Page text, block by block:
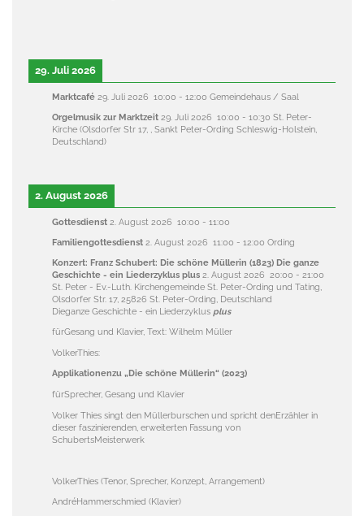
29. Juli 2026
Marktcafé 29. Juli 2026 10:00 - 12:00 Gemeindehaus / Saal
Orgelmusik zur Marktzeit 29. Juli 2026 10:00 - 10:30 St. Peter-
Kirche (Olsdorfer Str 17, , Sankt Peter-Ording Schleswig-Holstein,
Deutschland)
2. August 2026
Gottesdienst 2. August 2026 10:00 - 11:00
Familiengottesdienst 2. August 2026 11:00 - 12:00 Ording
Konzert: Franz Schubert: Die schöne Müllerin (1823) Die ganze
Geschichte - ein Liederzyklus plus 2. August 2026 20:00 - 21:00
St. Peter - Ev.-Luth. Kirchengemeinde St. Peter-Ording und Tating,
Olsdorfer Str. 17, 25826 St. Peter-Ording, Deutschland
Dieganze Geschichte - ein Liederzyklus plus
fürGesang und Klavier, Text: Wilhelm Müller
VolkerThies:
Applikationenzu „Die schöne Müllerin“ (2023)
fürSprecher, Gesang und Klavier
Volker Thies singt den Müllerburschen und spricht denErzähler in
dieser faszinierenden, erweiterten Fassung von
SchubertsMeisterwerk
VolkerThies (Tenor, Sprecher, Konzept, Arrangement)
AndréHammerschmied (Klavier)